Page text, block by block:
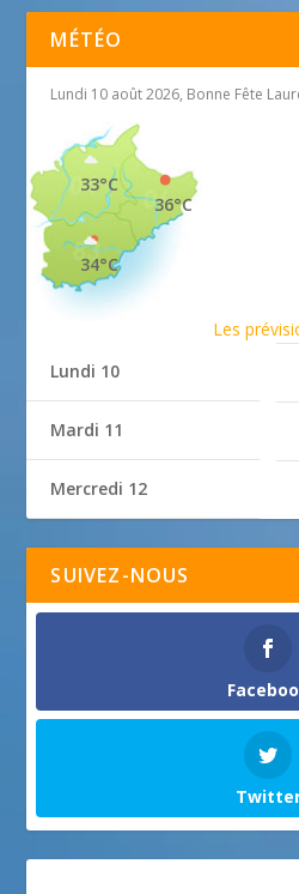
MÉTÉO
Lundi 10 août 2026, Bonne Fête
36°C
33°C
34°C
Les
Lundi 10
Mardi 11
Mercredi 12
SUIVEZ-NOUS